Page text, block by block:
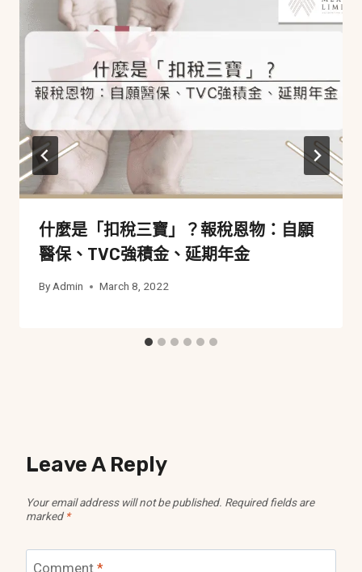
什麼是「扣稅三寶」？報稅恩物：自願
醫保、TVC強積金、延期年金
By Admin March 8, 2022
Leave A Reply
Your email address will not be published. Required fields are
marked *
Comment *